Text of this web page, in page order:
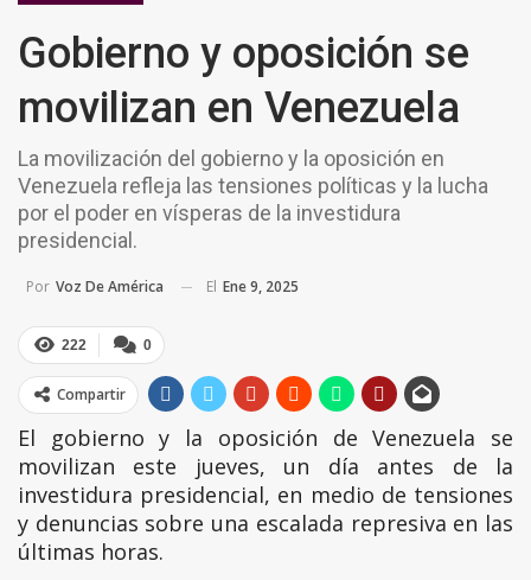
Gobierno y oposición se
movilizan en Venezuela
La movilización del gobierno y la oposición en
Venezuela refleja las tensiones políticas y la lucha
por el poder en vísperas de la investidura
presidencial.
Por Voz De América El Ene 9, 2025
0
222
Compartir
El gobierno y la oposición de Venezuela se
movilizan este jueves, un día antes de la
investidura presidencial, en medio de tensiones
y denuncias sobre una escalada represiva en las
últimas horas.